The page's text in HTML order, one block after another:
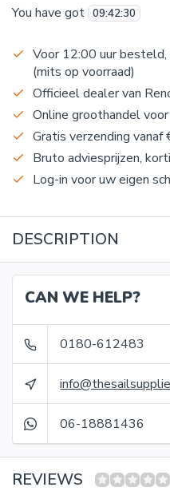
You have got 09:42:30
Voor 12:00 uur
(mits op voorraad)
Officieel dealer van
Online groothandel
Gratis verzending vanaf
Bruto adviesprijzen,
Log-in voor uw eigen
DESCRIPTION
CAN WE HELP?
0180-612483
06-18881436
REVIEWS